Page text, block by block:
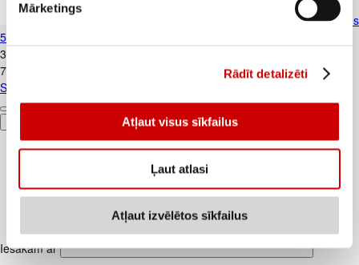
Mārketings
Rādīt detalizēti
Atļaut visus sīkfailus
Ļaut atlasi
Atļaut izvēlētos sīkfailus
Siers Gouda FARM MILK 45% šķēlēs
500g
3
7,98€/kg
Siers Gouda FARM MILK 45% šķēlēs 500g
Iesakām ar